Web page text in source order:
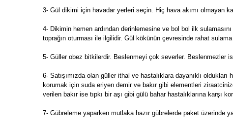
3- Gül dikimi için havadar yerleri seçin. Hiç hava akımı olmayan
4- Dikimin hemen ardından derinlemesine ve bol bol ilk
toprağın oturması ile ilgilidir. Gül kökünün çevresinde rahat
5- Güller obez bitkilerdir. Beslenmeyi çok severler. Beslenmezler
6- Satışımızda olan güller ithal ve hastalıklara dayanıklı
korumak için suda eriyen demir ve bakır gibi elementleri
verilen bakır ise tıpkı bir aşı gibi gülü bahar hastalıklarına
7- Gübreleme yaparken mutlaka hazır gübrelerde paket üzerinde